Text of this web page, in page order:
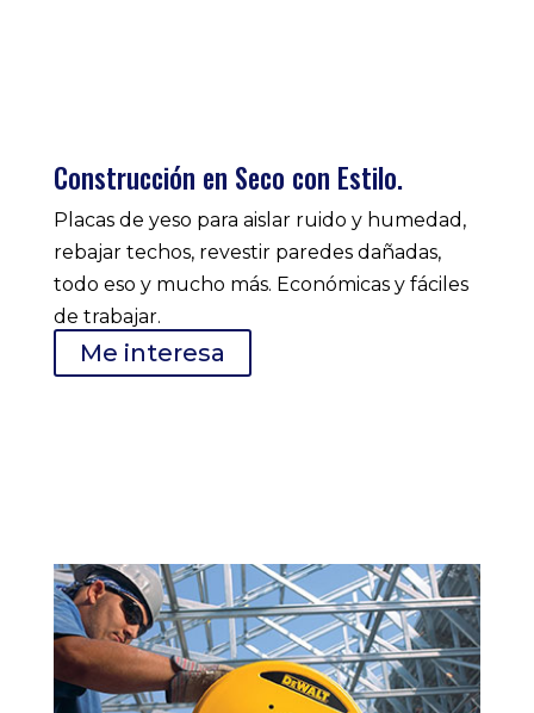
Construcción en Seco con Estilo.
Placas de yeso para aislar ruido y humedad,
rebajar techos, revestir paredes dañadas,
todo eso y mucho más. Económicas y fáciles
de trabajar.
Me interesa